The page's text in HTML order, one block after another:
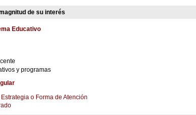
de su interés
Educativo
y programas
o Forma de Atención